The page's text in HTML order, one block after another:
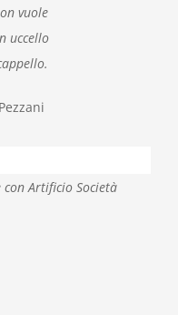
vuole
uccello
Artificio Società